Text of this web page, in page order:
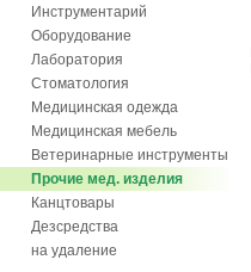
Инструментарий
Оборудование
Лаборатория
Стоматология
Медицинская одежда
Медицинская мебель
Ветеринарные инструменты
Прочие мед. изделия
Канцтовары
Дезсредства
на удаление